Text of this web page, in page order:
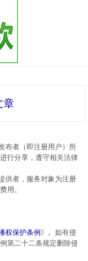
章
布者（即注册用户）所
行分享，遵守相关法律
供者，服务对象为注册
用。
权保护条例 》。如有侵
第二十二条规定删除侵